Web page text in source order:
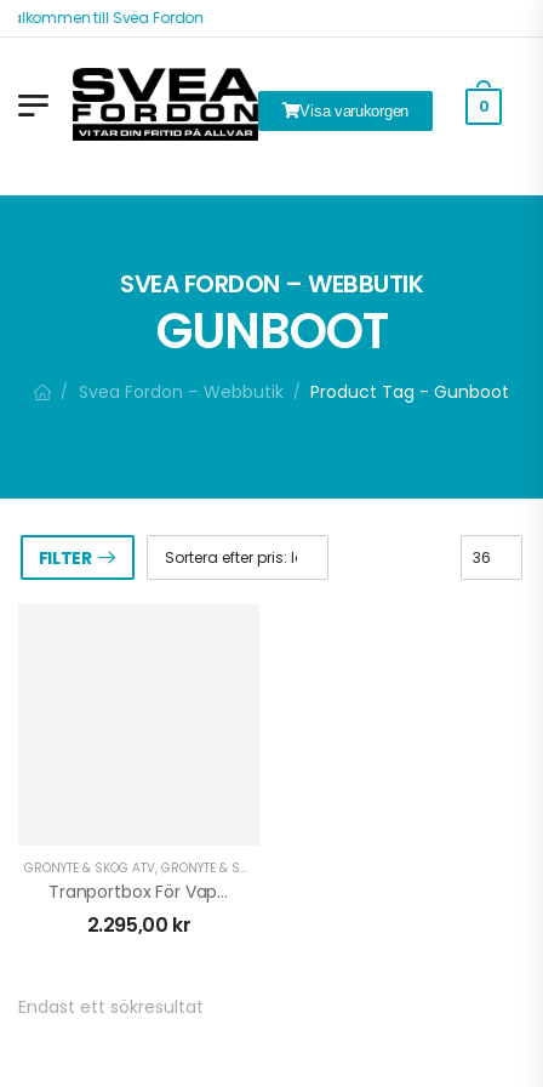
till Svea Fordon
Visa varukorgen 0
SVEA FORDON – WEBBUTIK
GUNBOOT
/ Svea Fordon – Webbutik / Product Tag - Gunboot
FILTER
GRÖNYTE & SKOG ATV, GRÖNYTE & SKOG UTV
Tranportbox För Vapen
2.295,00 kr
Endast ett sökresultat